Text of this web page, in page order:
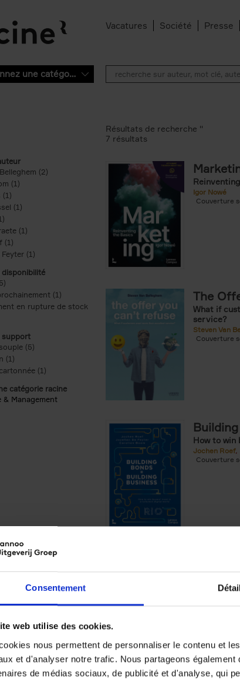
Consentement
web utilise des cookies.
nous permettent de personnaliser le contenu et
et d'analyser notre trafic. Nous partageons
de médias sociaux, de publicité et d'analyse, qui
Vacatures Société Presse
Sélectionnez une catégorie
(2) Apply Steven Van Belleghem filter
(1)
(1)
(1)
(1) Apply Isabel Verstraete filter
(1)
(1) Apply Jozefien De Feyter filter
(1) Apply Disponible prochainement filter
en rupture de stock
en rupture de stock filter
support
(5) Apply Couverture souple filter
(1)
(1)
catégorie racine
& Management filter
& Management
Résultats de recherche ''
7 résultats
Igor Nowé
Couverture
The
What if
service?
Steven Van
Couverture
How to win
Jochen Roef
Couverture
Hysteria
Develop
Gino Van